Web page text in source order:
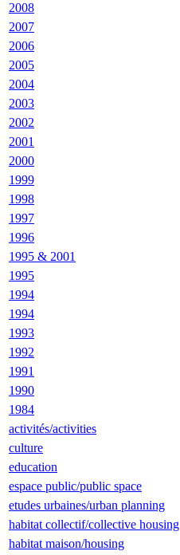
2008
2007
2006
2005
2004
2003
2002
2001
2000
1999
1998
1997
1996
1995 & 2001
1995
1994
1994
1993
1992
1991
1990
1984
activités/activities
culture
education
espace public/public space
etudes urbaines/urban planning
habitat collectif/collective housing
habitat maison/housing